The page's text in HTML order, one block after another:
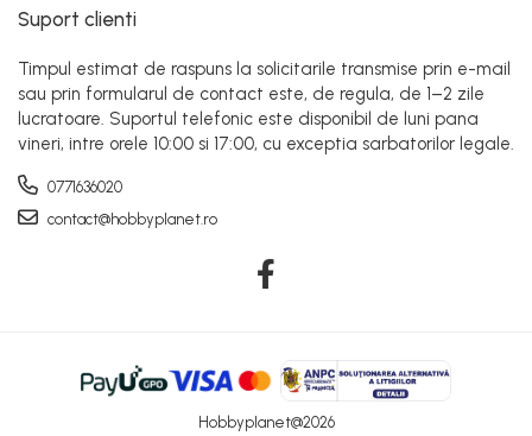
Suport clienti
Timpul estimat de raspuns la solicitarile transmise prin e-mail
sau prin formularul de contact este, de regula, de 1–2 zile
lucratoare. Suportul telefonic este disponibil de luni pana
vineri, intre orele 10:00 si 17:00, cu exceptia sarbatorilor legale.
0771636020
contact@hobbyplanet.ro
Hobbyplanet@2026